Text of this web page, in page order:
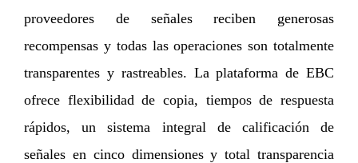
proveedores de señales reciben generosas
recompensas y todas las operaciones son totalmente
transparentes y rastreables. La plataforma de EBC
ofrece flexibilidad de copia, tiempos de respuesta
rápidos, un sistema integral de calificación de
señales en cinco dimensiones y total transparencia